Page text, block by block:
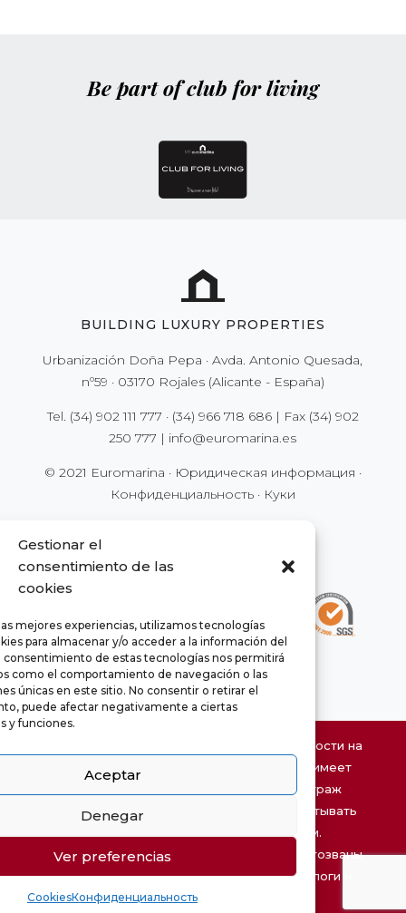
Gestionar el
consentimiento de las
cookies
mejores experiencias, utilizamos tecnologías
para almacenar y/o acceder a la información del
consentimiento de estas tecnologías nos permitirá
como el comportamiento de navegación o las
únicas en este sitio. No consentir o retirar el
puede afectar negativamente a ciertas
y funciones.
Aceptar
Denegar
Ver preferencias
CookiesКонфиденциальность
Be part of club for living
BUILDING LUXURY PROPERTIES
Urbanización Doña Pepa · Avda. Antonio Quesada,
nº59 · 03170 Rojales (Alicante - España)
Tel. (34) 902 111 777 · (34) 966 718 686| Fax (34) 902
250 777 | info@euromarina.es
© 2021 Euromarina · Юридическая информация ·
Конфиденциальность· Куки
Информация о характеристиках недвижимости на
этом сайте может быть ошибочной и не имеет
договорного характера. Указанный метраж
является приблизительным и может испытывать
изменения по техническим причинам.
Предложения могут быть изменены или отозваны
без предварительного уведомления. Налоги и
сборы не включены в стоимость.